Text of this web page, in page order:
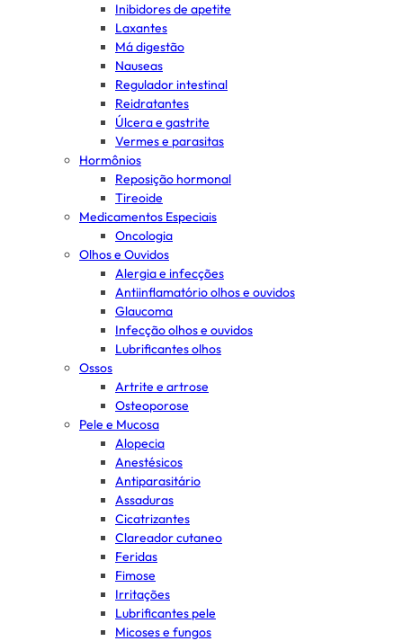
Inibidores de apetite
Laxantes
Má digestão
Nauseas
Regulador intestinal
Reidratantes
Úlcera e gastrite
Vermes e parasitas
Hormônios
Reposição hormonal
Tireoide
Medicamentos Especiais
Oncologia
Olhos e Ouvidos
Alergia e infecções
Antiinflamatório olhos e ouvidos
Glaucoma
Infecção olhos e ouvidos
Lubrificantes olhos
Ossos
Artrite e artrose
Osteoporose
Pele e Mucosa
Alopecia
Anestésicos
Antiparasitário
Assaduras
Cicatrizantes
Clareador cutaneo
Feridas
Fimose
Irritações
Lubrificantes pele
Micoses e fungos